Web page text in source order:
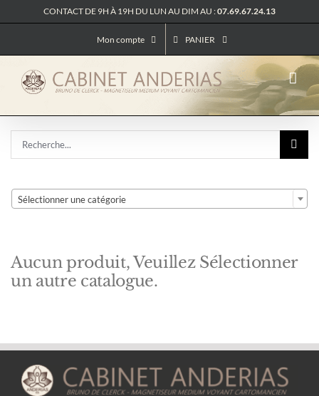
au
CONTACT DE 9H À 19H DU LUN AU DIM AU :07.69.67.24.13
Mon compte PANIER
Sélectionner une catégorie
Aucun produit, Veuillez Sélectionner
un autre catalogue.